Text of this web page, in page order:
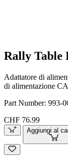
Rally Table
Adattatore di
di alimentazione
Part Number: 993-
CHF 76.99
Aggiungi al